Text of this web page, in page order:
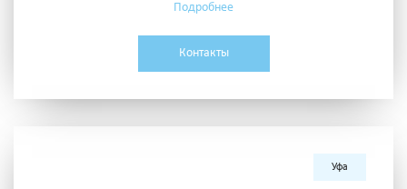
Подробнее
Контакты
Уфа